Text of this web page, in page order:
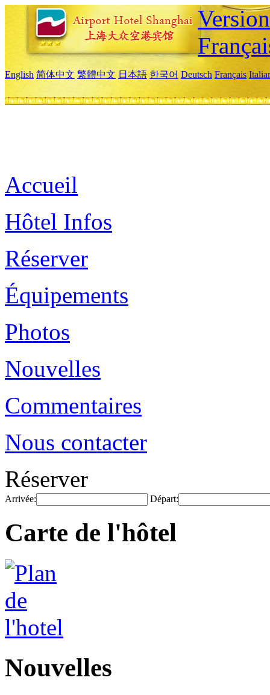
English 简体中文 繁體中文 日本語 한국어 Deutsch Français
Accueil
Hôtel Infos
Réserver
Équipements
Photos
Nouvelles
Commentaires
Nous contacter
Réserver
Arrivée: Départ:
Carte de l'hôtel
Nouvelles